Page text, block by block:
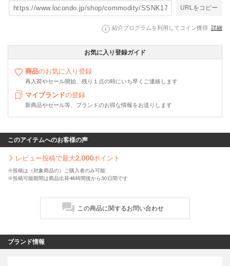
URLをコピー
紹介プログラムを利用してコイン獲得 詳細
お気に入り登録ガイド
商品のお気に入り登録
再入荷やセール開始、残り１点の時にいち早くご連絡します
マイブランドの登録
新商品やセール等、ブランドのお得な情報をお送りします
このアイテムへのお客様の声
レビュー投稿で最大2,000ポイント
※投稿は（対象商品の）ご購入者のみ可能
※投稿可能期間は商品出荷48時間後から30日間です
この商品に関するお問い合わせ
ブランド情報